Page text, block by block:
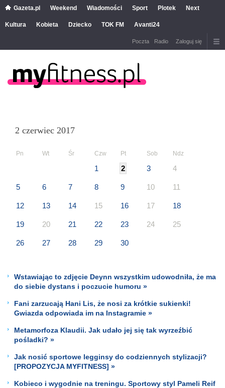
Gazeta.pl Weekend Wiadomości Sport Plotek Next
Kultura Kobieta Dziecko TOK FM Avanti24
Poczta Radio Zaloguj się
2 czerwiec 2017
Pn Wt Śr Czw Pt Sob Ndz
1 2 3 4
5 6 7 8 9 10 11
12 13 14 15 16 17 18
19 20 21 22 23 24 25
26 27 28 29 30
Wstawiając to zdjęcie Deynn wszystkim udowodniła, że ma
do siebie dystans i poczucie humoru »
Fani zarzucają Hani Lis, że nosi za krótkie sukienki!
Gwiazda odpowiada im na Instagramie »
Metamorfoza Klaudii. Jak udało jej się tak wyrzeźbić
pośladki? »
Jak nosić sportowe legginsy do codziennych stylizacji?
[PROPOZYCJA MYFITNESS] »
Kobieco i wygodnie na treningu. Sportowy styl Pameli Reif